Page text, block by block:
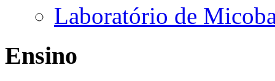
Laboratório de
Ensino